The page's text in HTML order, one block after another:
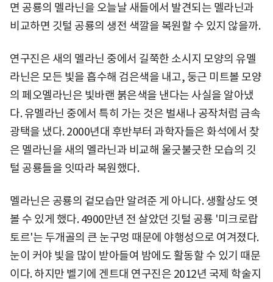
면 공룡의 멜라닌을 오늘날 새들에서 발견되는 멜라닌과
비교하면 깃털 공룡의 생전 색깔을 복원할 수 있지 않을까.
연구진은 새의 멜라닌 중에서 길쭉한 소시지 모양의 유멜
라닌은 모든 빛을 흡수해 검은색을 내고, 둥근 미트볼 모양
의 페오멜라닌은 빛바랜 붉은색을 낸다는 사실을 알아냈
다. 유멜라닌 중에서 특히 가는 것은 벌새나 공작처럼 금속
광택을 냈다. 2000년대 후반부터 과학자들은 화석에서 찾
은 멜라닌을 새의 멜라닌과 비교해 울긋불긋한 모습의 깃
털 공룡들을 잇따라 복원했다.
멜라닌은 공룡의 겉모습만 알려준 게 아니다. 생활상도 엿
볼 수 있게 했다. 4900만년 전 살았던 깃털 공룡 '미크로랍
토르'는 두개골의 큰 눈구멍 때문에 야행성으로 여겨졌다.
눈이 커야 빛을 많이 받아들여 밤에도 활동할 수 있기 때문
이다. 하지만 벨기에 겐트대 연구진은 2012년 국제 학술지